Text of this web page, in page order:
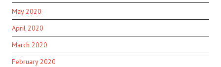
May 2020
April 2020
March 2020
February 2020